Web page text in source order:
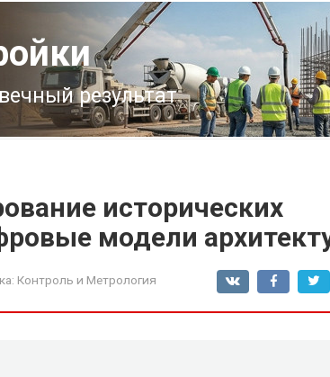
результат
исторических
модели
Контроль и Метрология